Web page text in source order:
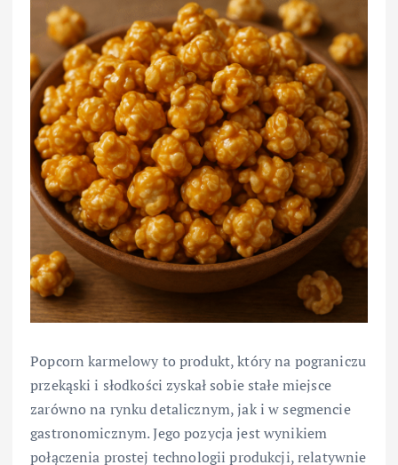
Popcorn karmelowy to produkt, który na pograniczu
przekąski i słodkości zyskał sobie stałe miejsce
zarówno na rynku detalicznym, jak i w segmencie
gastronomicznym. Jego pozycja jest wynikiem
połączenia prostej technologii produkcji, relatywnie